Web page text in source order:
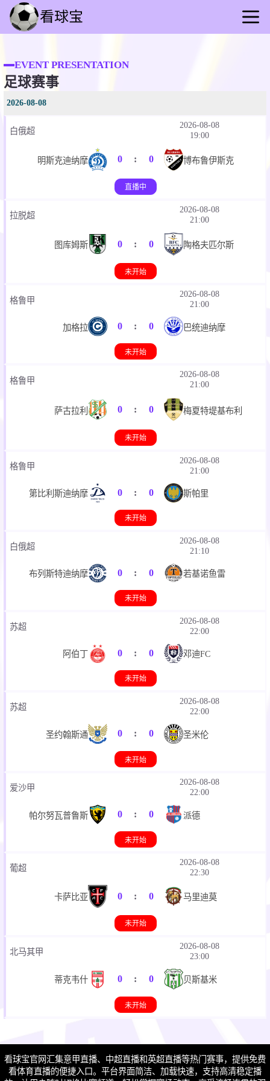
足球
篮球
意甲
世界杯
EVENT PRESENTATION
足球赛事
2026-08-08
白俄超
2026-08-08
19:00
明斯克迪纳摩 0 : 0 博布鲁伊斯克
直播中
拉脱超
2026-08-08
21:00
图库姆斯 0 : 0 陶格夫匹尔斯
未开始
格鲁甲
2026-08-08
21:00
加格拉 0 : 0 巴统迪纳摩
未开始
格鲁甲
2026-08-08
21:00
萨古拉利 0 : 0 梅夏特堤基布利
未开始
格鲁甲
2026-08-08
21:00
第比利斯迪纳摩 0 : 0 斯帕里
未开始
白俄超
2026-08-08
21:10
布列斯特迪纳摩 0 : 0 若基诺鱼雷
未开始
苏超
2026-08-08
22:00
阿伯丁 0 : 0 邓迪FC
未开始
苏超
2026-08-08
22:00
圣约翰斯通 0 : 0 圣米伦
未开始
爱沙甲
2026-08-08
22:00
帕尔努瓦普鲁斯 0 : 0 派德
未开始
葡超
2026-08-08
22:30
卡萨比亚 0 : 0 马里迪莫
未开始
北马其甲
2026-08-08
23:00
蒂克韦什 0 : 0 贝斯基米
未开始
奥地利卢斯特瑙 0 : 0 格拉茨AK
看球宝官网汇集意甲直播、中超直播和英超直播等热门赛事，提供免费
看体育直播的便捷入口。平台界面简洁、加载快速，支持高清稳定播